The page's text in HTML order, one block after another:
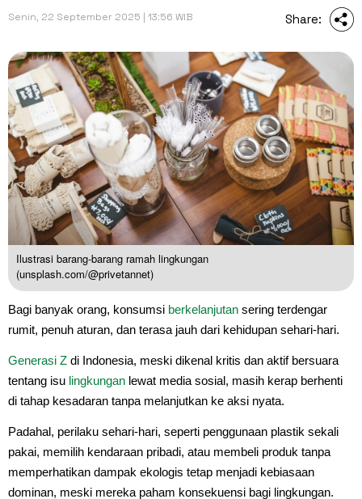
Senin, 22 September 2025 | 13:56 WIB Share:
Ilustrasi barang-barang ramah lingkungan
(unsplash.com/@privetannet)
Bagi banyak orang, konsumsi berkelanjutan sering terdengar
rumit, penuh aturan, dan terasa jauh dari kehidupan sehari-hari.
Generasi Z di Indonesia, meski dikenal kritis dan aktif bersuara
tentang isu lingkungan lewat media sosial, masih kerap berhenti
di tahap kesadaran tanpa melanjutkan ke aksi nyata.
Padahal, perilaku sehari-hari, seperti penggunaan plastik sekali
pakai, memilih kendaraan pribadi, atau membeli produk tanpa
memperhatikan dampak ekologis tetap menjadi kebiasaan
dominan, meski mereka paham konsekuensi bagi lingkungan.